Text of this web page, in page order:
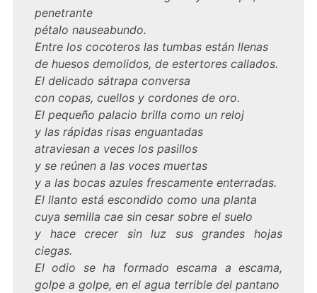
penetrante
pétalo nauseabundo.
Entre los cocoteros las tumbas están llenas
de huesos demolidos, de estertores callados.
El delicado sátrapa conversa
con copas, cuellos y cordones de oro.
El pequeño palacio brilla como un reloj
y las rápidas risas enguantadas
atraviesan a veces los pasillos
y se reúnen a las voces muertas
y a las bocas azules frescamente enterradas.
El llanto está escondido como una planta
cuya semilla cae sin cesar sobre el suelo
y hace crecer sin luz sus grandes hojas
ciegas.
El odio se ha formado escama a escama,
golpe a golpe, en el agua terrible del pantano